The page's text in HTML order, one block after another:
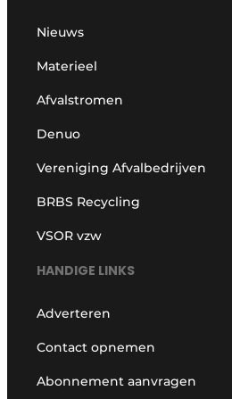
Nieuws
Materieel
Afvalstromen
Denuo
Vereniging Afvalbedrijven
BRBS Recycling
VSOR vzw
HANDIGE LINKS
Adverteren
Contact opnemen
Abonnement aanvragen